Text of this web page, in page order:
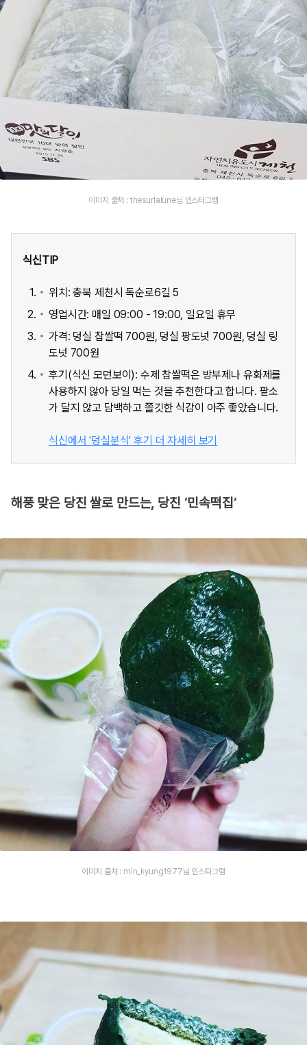
이미지 출처 : thesurlalune님 인스타그램
식신TIP
위치: 충북 제천시 독순로6길 5
영업시간: 매일 09:00 - 19:00, 일요일 휴무
가격: 덩실 찹쌀떡 700원, 덩실 팡도넛 700원, 덩실 링
도넛 700원
후기(식신 모던보이): 수제 찹쌀떡은 방부제나 유화제를
사용하지 않아 당일 먹는 것을 추천한다고 합니다. 팥소
가 달지 않고 담백하고 쫄깃한 식감이 아주 좋았습니다.
식신에서 '덩실분식' 후기 더 자세히 보기
해풍 맞은 당진 쌀로 만드는, 당진 ‘민속떡집’
이미지 출처 : min_kyung1977님 인스타그램